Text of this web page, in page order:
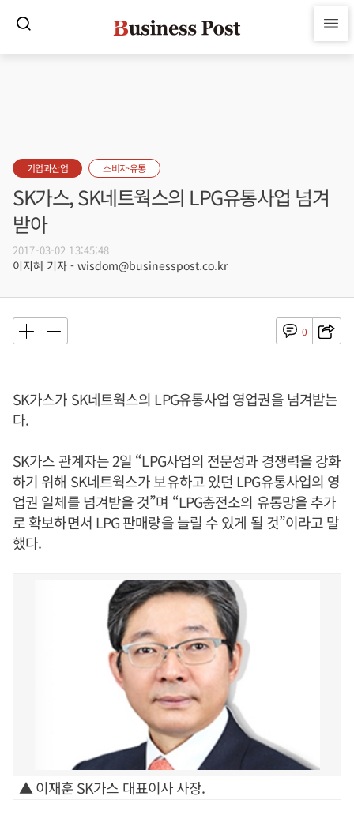
기업과산업 소비자·유통
SK가스, SK네트웍스의 LPG유통사업 넘겨
받아
2017-03-02 13:45:48
이지혜 기자 - wisdom@businesspost.co.kr
0
SK가스가 SK네트웍스의 LPG유통사업 영업권을 넘겨받는
다.
SK가스 관계자는 2일 “LPG사업의 전문성과 경쟁력을 강화
하기 위해 SK네트웍스가 보유하고 있던 LPG유통사업의 영
업권 일체를 넘겨받을 것”며 “LPG충전소의 유통망을 추가
로 확보하면서 LPG 판매량을 늘릴 수 있게 될 것”이라고 말
했다.
▲ 이재훈 SK가스 대표이사 사장.